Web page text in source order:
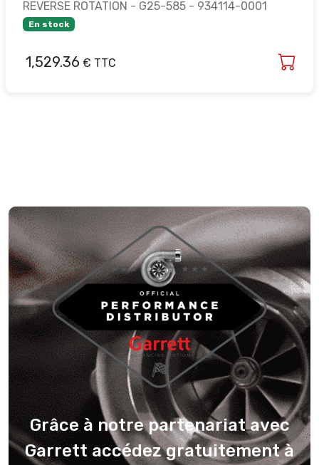
REVERSE ROTATION - G25-585 - 934114-0001
En stock
1,529.36 € TTC
Grâce à notre partenariat avec
Garrett accédez gratuitement à